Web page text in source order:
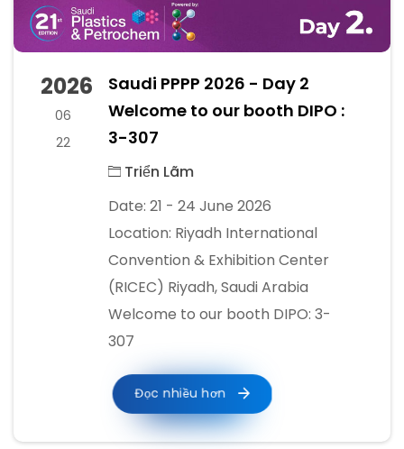
2026
06
22
Saudi PPPP 2026 - Day 2
Welcome to our booth DIPO :
3-307
Triển Lãm
Date: 21 - 24 June 2026
Location: Riyadh International
Convention & Exhibition Center
(RICEC) Riyadh, Saudi Arabia
Welcome to our booth DIPO: 3-
307
Đọc nhiều hơn